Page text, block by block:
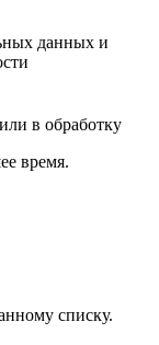
данных и
в обработку
время.
списку.